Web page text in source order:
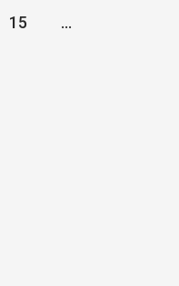
15
...